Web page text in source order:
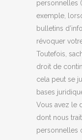
personnelles
exemple,
bulletins
révoquer
Toutefois,
droit de
cela peut se
bases
Vous avez le
dont nous
personnelles